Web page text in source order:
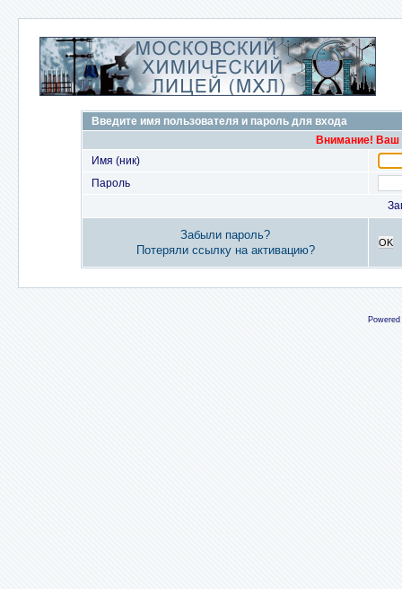
Введите имя пользователя и пароль для входа
Внимание! Ваш
Имя (ник)
Пароль
Забыли пароль?
Потеряли ссылку на активацию?
OK